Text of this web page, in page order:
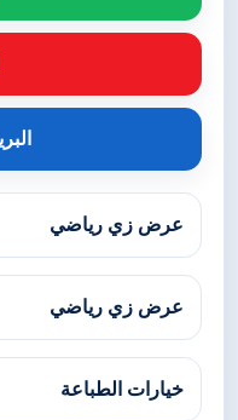
عرض زي رياضي
عرض زي رياضي
خيارات الطباعة